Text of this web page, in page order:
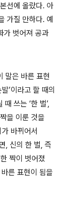
선에 올랐다. 아
가질 만하다. 예
가 벗어져 공과
말은 바른 표현
’이라고 할 때의
쓰는 ‘한 벌’,
을 이룬 것을
가 바뀌어서
, 신의 한 벌, 즉
짝이 벗어졌
른 표현이 됨을